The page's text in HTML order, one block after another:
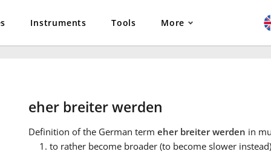
Instruments Tools More
eher breiter werden
Definition of the German term eher breiter werden in
to rather become broader (to become slower instead)